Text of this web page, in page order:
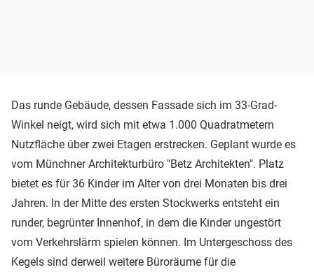
Das runde Gebäude, dessen Fassade sich im 33-Grad-
Winkel neigt, wird sich mit etwa 1.000 Quadratmetern
Nutzfläche über zwei Etagen erstrecken. Geplant wurde es
vom Münchner Architekturbüro "Betz Architekten". Platz
bietet es für 36 Kinder im Alter von drei Monaten bis drei
Jahren. In der Mitte des ersten Stockwerks entsteht ein
runder, begrünter Innenhof, in dem die Kinder ungestört
vom Verkehrslärm spielen können. Im Untergeschoss des
Kegels sind derweil weitere Büroräume für die